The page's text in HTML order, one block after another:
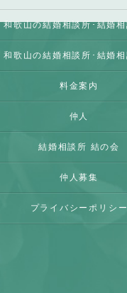
料金案内
仲人
結婚相談所 結の会
仲人募集
プライバシーポリシー